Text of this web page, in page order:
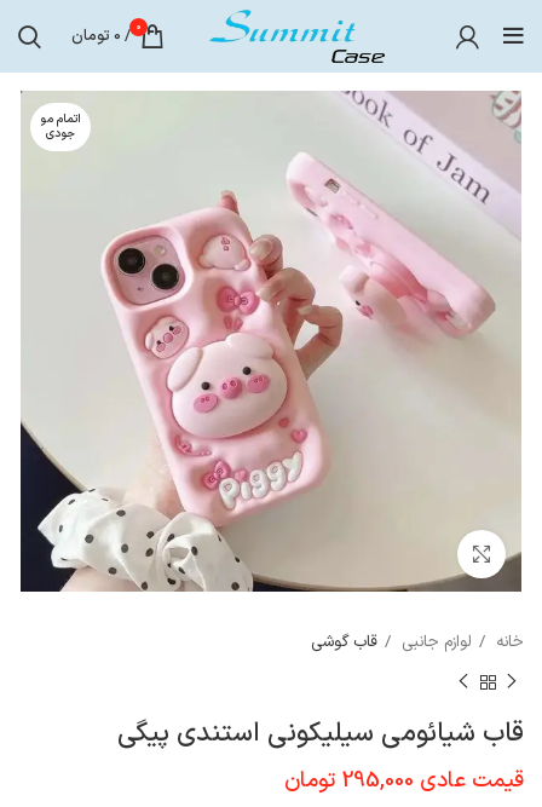
0
/
0 تومان
اتمام مو
جودی
خانه لوازم جانبی قاب گوشی
قاب شیائومی سیلیکونی استندی پیگی
قیمت عادی 295,000 تومان